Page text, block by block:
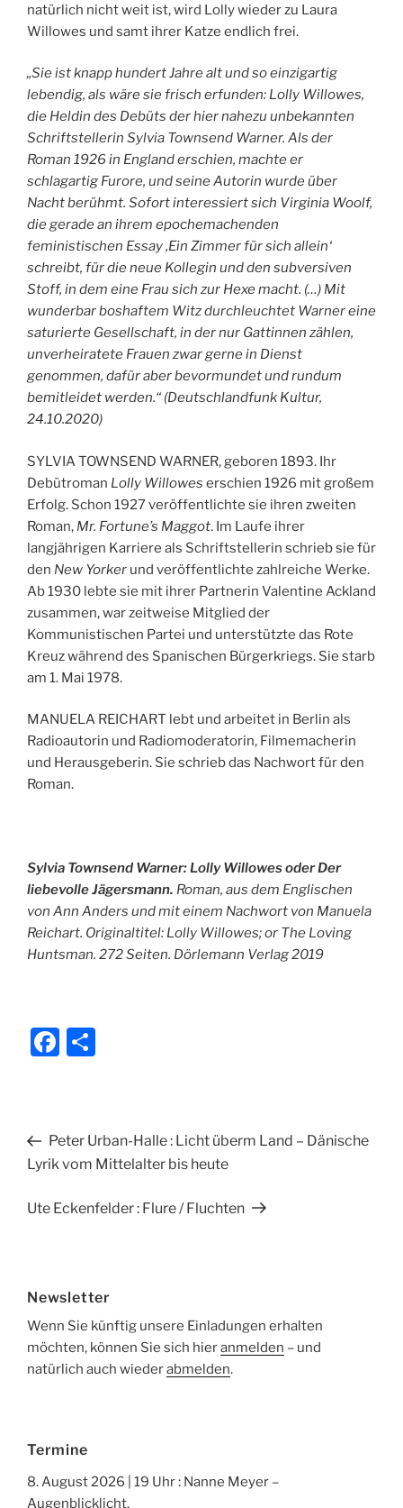
natürlich nicht weit ist, wird Lolly wieder zu Laura
Willowes und samt ihrer Katze endlich frei.
„Sie ist knapp hundert Jahre alt und so einzigartig
lebendig, als wäre sie frisch erfunden: Lolly Willowes,
die Heldin des Debüts der hier nahezu unbekannten
Schriftstellerin Sylvia Townsend Warner. Als der
Roman 1926 in England erschien, machte er
schlagartig Furore, und seine Autorin wurde über
Nacht berühmt. Sofort interessiert sich Virginia Woolf,
die gerade an ihrem epochemachenden
feministischen Essay ‚Ein Zimmer für sich allein‘
schreibt, für die neue Kollegin und den subversiven
Stoff, in dem eine Frau sich zur Hexe macht. (…) Mit
wunderbar boshaftem Witz durchleuchtet Warner eine
saturierte Gesellschaft, in der nur Gattinnen zählen,
unverheiratete Frauen zwar gerne in Dienst
genommen, dafür aber bevormundet und rundum
bemitleidet werden.“ (Deutschlandfunk Kultur,
24.10.2020)
SYLVIA TOWNSEND WARNER, geboren 1893. Ihr
Debütroman Lolly Willowes erschien 1926 mit großem
Erfolg. Schon 1927 veröffentlichte sie ihren zweiten
Roman, Mr. Fortune’s Maggot. Im Laufe ihrer
langjährigen Karriere als Schriftstellerin schrieb sie für
den New Yorker und veröffentlichte zahlreiche Werke.
Ab 1930 lebte sie mit ihrer Partnerin Valentine Ackland
zusammen, war zeitweise Mitglied der
Kommunistischen Partei und unterstützte das Rote
Kreuz während des Spanischen Bürgerkriegs. Sie starb
am 1. Mai 1978.
MANUELA REICHART lebt und arbeitet in Berlin als
Radioautorin und Radiomoderatorin, Filmemacherin
und Herausgeberin. Sie schrieb das Nachwort für den
Roman.
Sylvia Townsend Warner:Lolly Willowes oder Der
liebevolle Jägersmann. Roman, aus dem Englischen
von Ann Anders und mit einem Nachwort von Manuela
Reichart. Originaltitel: Lolly Willowes; or The Loving
Huntsman. 272 Seiten. Dörlemann Verlag 2019
F
e
b
o
n
Beitragsnavigation
Vorheriger
Beitrag
Peter Urban-Halle : Licht überm Land – Dänische
Lyrik vom Mittelalter bis heute
Nächster
Ute Eckenfelder : Flure / Fluchten
Newsletter
Wenn Sie künftig unsere Einladungen erhalten
möchten, können Sie sich hieranmelden – und
natürlich auch wiederabmelden.
Termine
8. August 2026 | 19 Uhr : Nanne Meyer –
Augenblicklicht.